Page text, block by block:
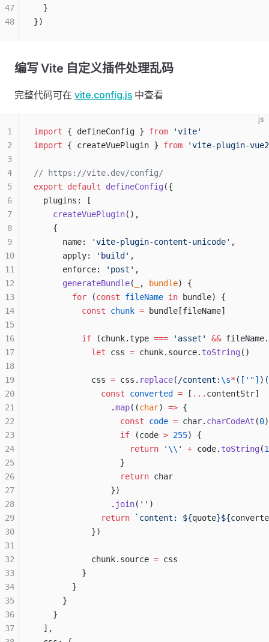
  }
})
47
48
编写 Vite 自定义插件处理乱码
完整代码可在 vite.config.js 中查看
js
import { defineConfig } from 'vite'
import { createVuePlugin } from 'vite-plugin-
// https://vite.dev/config/
export default defineConfig({
  plugins: [
    createVuePlugin
(),
    {
      name:
'vite-plugin-content-unicode' ,
      apply:
'build' ,
      enforce:
'post' ,
      generateBundle
( , bundle) {
        for
(const fileName in bundle) {
          const
chunk = bundle[fileName]
          if
(chunk.type === 'asset' && fileName.
            let
css = chunk.source. toString()
            css
= css. replace( /content:\s* ( ['"] )(
              const
converted = [ ... contentStr]
                .
map((char) => {
                  const
code = char. charCodeAt (0)
                  if
(code > 255) {
                    return
'\\ ' + code. toString(
                  }
                  return
char
                })
                .
join( '' )
              return
`content: ${quote}${
            })
            chunk.source
= css
          }
        }
      }
    }
  ],
1
2
3
4
5
6
7
8
9
10
11
12
13
14
15
16
17
18
19
20
21
22
23
24
25
26
27
28
29
30
31
32
33
34
35
36
37